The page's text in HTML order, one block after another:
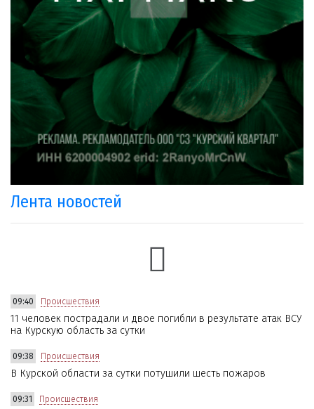
Лента новостей
09:40 Происшествия
11 человек пострадали и двое погибли в результате атак ВСУ
на Курскую область за сутки
09:38 Происшествия
В Курской области за сутки потушили шесть пожаров
09:31 Происшествия